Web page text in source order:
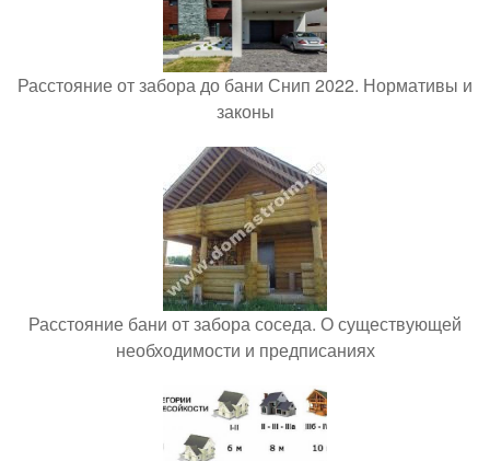
Расстояние от забора до бани Снип 2022. Нормативы и
законы
Расстояние бани от забора соседа. О существующей
необходимости и предписаниях